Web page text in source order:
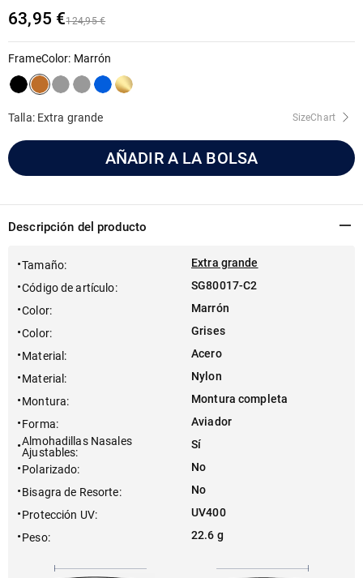
63,95 €124,95 €
FrameColor: Marrón
Talla: Extra grande SizeChart
AÑADIR A LA BOLSA
Descripción del producto
Tamaño:
Extra grande
Código de artículo:
SG80017-C2
Color:
Marrón
Color:
Grises
Material :
Acero
Material :
Nylon
Montura:
Montura completa
Forma:
Aviador
Almohadillas Nasales
Ajustables:
Sí
Polarizado:
No
Bisagra de Resorte:
No
Protección UV:
UV400
Peso: 22.6 g